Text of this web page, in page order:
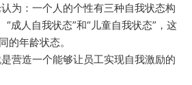
为：一个人的个性有三种自我状态构
“成人自我状态”和“儿童自我状态”，这
的年龄状态。
营造一个能够让员工实现自我激励的